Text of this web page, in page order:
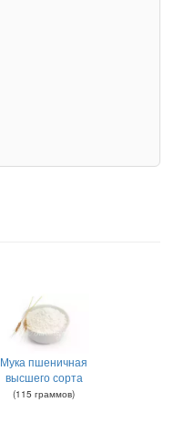
Мука пшеничная
высшего сорта
(115 граммов)